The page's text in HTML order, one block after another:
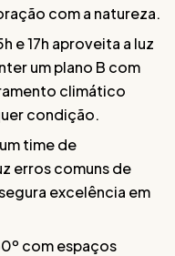
com a natureza.
e 17h aproveita a luz
um plano B com
climático
condição.
time de
erros comuns de
excelência em
com espaços